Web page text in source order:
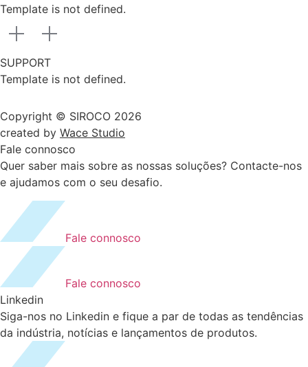
Template is not defined.
SUPPORT
Template is not defined.
Copyright © SIROCO 2026
created by Wace Studio
Fale connosco
Quer saber mais sobre as nossas soluções? Contacte-nos
e ajudamos com o seu desafio.
Fale connosco
Fale connosco
Linkedin
Siga-nos no Linkedin e fique a par de todas as tendências
da indústria, notícias e lançamentos de produtos.